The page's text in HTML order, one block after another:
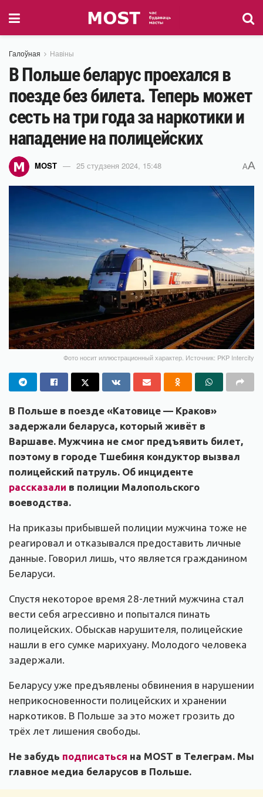
Галоўная Навіны
В Польше беларус проехался в
поезде без билета. Теперь может
сесть на три года за наркотики и
нападение на полицейских
MOST 25 студзеня 2024, 15:48 AA
Фото носит иллюстрационный характер. Источник: PKP Intercity
В Польше в поезде «Катовице — Краков»
задержали беларуса, который живёт в
Варшаве. Мужчина не смог предъявить билет,
поэтому в городе Тшебиня кондуктор вызвал
полицейский патруль. Об инциденте
рассказали в полиции Малопольского
воеводства.
На приказы прибывшей полиции мужчина тоже не
реагировал и отказывался предоставить личные
данные. Говорил лишь, что является гражданином
Беларуси.
Спустя некоторое время 28-летний мужчина стал
вести себя агрессивно и попытался пинать
полицейских. Обыскав нарушителя, полицейские
нашли в его сумке марихуану. Молодого человека
задержали.
Беларусу уже предъявлены обвинения в нарушении
неприкосновенности полицейских и хранении
наркотиков. В Польше за это может грозить до
трёх лет лишения свободы.
Не забудь подписаться на MOST в Телеграм. Мы
главное медиа беларусов в Польше.